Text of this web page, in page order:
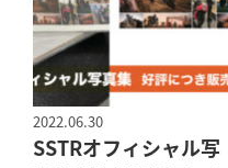
2022.06.30
SSTRオフィシャル写